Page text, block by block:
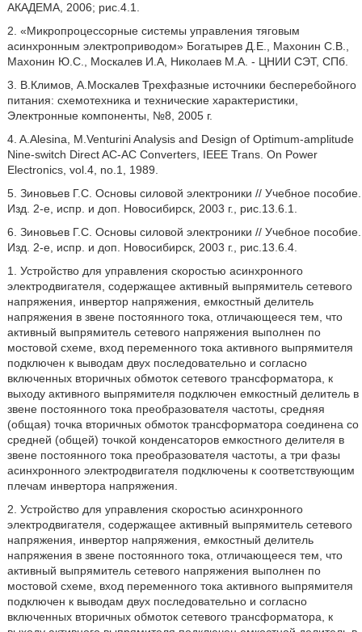
АКАДЕМА, 2006; рис.4.1.
2. «Микропроцессорные системы управления тяговым
асинхронным электроприводом» Богатырев Д.Е., Махонин С.В.,
Махонин Ю.С., Москалев И.А, Николаев М.А. - ЦНИИ СЭТ, СПб.
3. В.Климов, А.Москалев Трехфазные источники бесперебойного
питания: схемотехника и технические характеристики,
Электронные компоненты, №8, 2005 г.
4. A.Alesina, M.Venturini Analysis and Design of Optimum-amplitude
Nine-switch Direct AC-AC Converters, IEEE Trans. On Power
Electronics, vol.4, no.1, 1989.
5. Зиновьев Г.С. Основы силовой электроники // Учебное пособие.
Изд. 2-е, испр. и доп. Новосибирск, 2003 г., рис.13.6.1.
6. Зиновьев Г.С. Основы силовой электроники // Учебное пособие.
Изд. 2-е, испр. и доп. Новосибирск, 2003 г., рис.13.6.4.
1. Устройство для управления скоростью асинхронного
электродвигателя, содержащее активный выпрямитель сетевого
напряжения, инвертор напряжения, емкостный делитель
напряжения в звене постоянного тока, отличающееся тем, что
активный выпрямитель сетевого напряжения выполнен по
мостовой схеме, вход переменного тока активного выпрямителя
подключен к выводам двух последовательно и согласно
включенных вторичных обмоток сетевого трансформатора, к
выходу активного выпрямителя подключен емкостный делитель в
звене постоянного тока преобразователя частоты, средняя
(общая) точка вторичных обмоток трансформатора соединена со
средней (общей) точкой конденсаторов емкостного делителя в
звене постоянного тока преобразователя частоты, а три фазы
асинхронного электродвигателя подключены к соответствующим
плечам инвертора напряжения.
2. Устройство для управления скоростью асинхронного
электродвигателя, содержащее активный выпрямитель сетевого
напряжения, инвертор напряжения, емкостный делитель
напряжения в звене постоянного тока, отличающееся тем, что
активный выпрямитель сетевого напряжения выполнен по
мостовой схеме, вход переменного тока активного выпрямителя
подключен к выводам двух последовательно и согласно
включенных вторичных обмоток сетевого трансформатора, к